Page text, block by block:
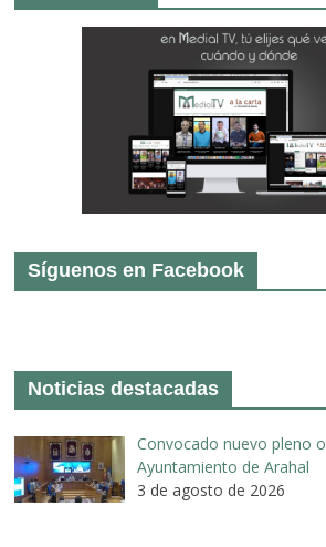
Síguenos en Facebook
Noticias destacadas
Convocado nuevo pleno
Ayuntamiento de Arahal
3 de agosto de 2026